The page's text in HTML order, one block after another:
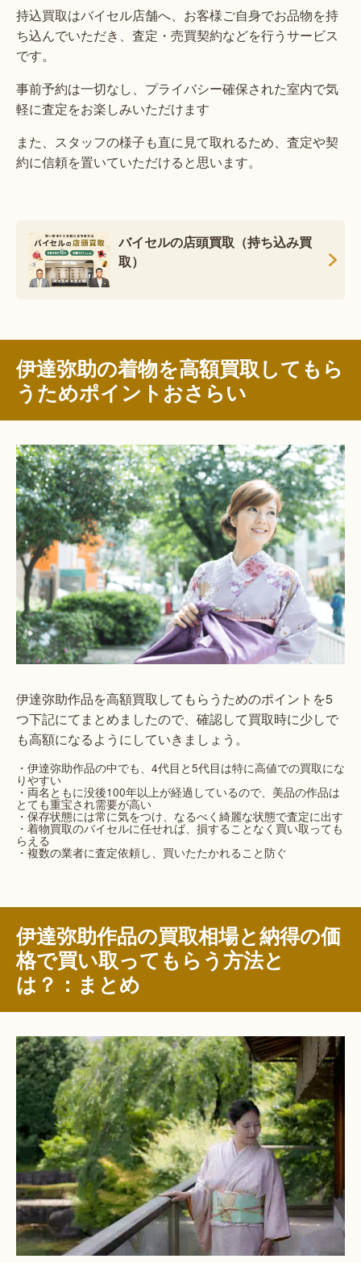
持込買取はバイセル店舗へ、お客様ご自身でお品物を持
ち込んでいただき、査定・売買契約などを行うサービス
です。
事前予約は一切なし、プライバシー確保された室内で気
軽に査定をお楽しみいただけます
また、スタッフの様子も直に見て取れるため、査定や契
約に信頼を置いていただけると思います。
バイセルの店頭買取（持ち込み買
取）
伊達弥助の着物を高額買取してもら
うためポイントおさらい
伊達弥助作品を高額買取してもらうためのポイントを5
つ下記にてまとめましたので、確認して買取時に少しで
も高額になるようにしていきましょう。
・伊達弥助作品の中でも、4代目と5代目は特に高値での買取にな
りやすい
・両名ともに没後100年以上が経過しているので、美品の作品は
とても重宝され需要が高い
・保存状態には常に気をつけ、なるべく綺麗な状態で査定に出す
・着物買取のバイセルに任せれば、損することなく買い取っても
らえる
・複数の業者に査定依頼し、買いたたかれること防ぐ
伊達弥助作品の買取相場と納得の価
格で買い取ってもらう方法と
は？：まとめ